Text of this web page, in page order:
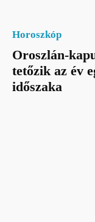
Horoszkóp
Oroszlán-
tetőzik az év
időszaka